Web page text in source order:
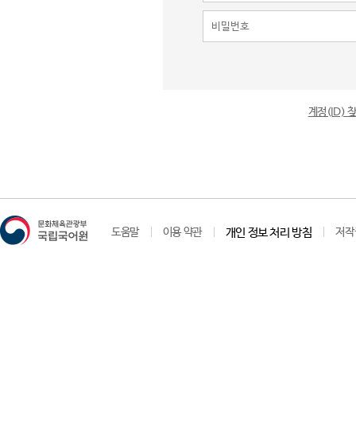
계정(ID)
도움말 이용 약관 개인 정보 처리 방침 저